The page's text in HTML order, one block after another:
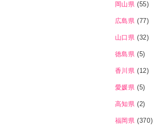
岡山県 (55)
広島県 (77)
山口県 (32)
徳島県 (5)
香川県 (12)
愛媛県 (5)
高知県 (2)
福岡県 (370)